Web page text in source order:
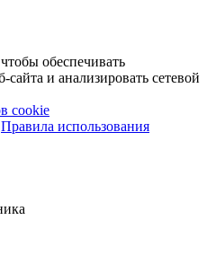
обеспечивать
и анализировать сетевой
cookie
Правила использования